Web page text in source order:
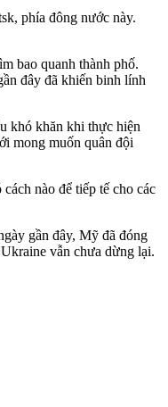
phía đông nước này.
bao quanh thành phố.
đây đã khiến binh lính
khó khăn khi thực hiện
mong muốn quân đội
nào để tiếp tế cho các
gần đây, Mỹ đã đóng
vẫn chưa dừng lại.